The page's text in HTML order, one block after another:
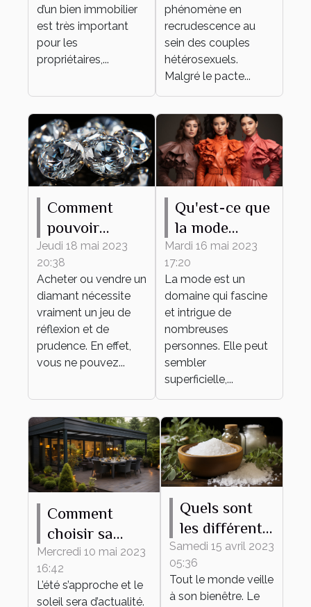
d’un bien immobilier
est très important
pour les
propriétaires,...
phénomène en
recrudescence au
sein des couples
hétérosexuels.
Malgré le pacte...
Comment
pouvoir
estimer le prix
d’un diamant
?
Jeudi 18 mai 2023
20:38
Acheter ou vendre un
diamant nécessite
vraiment un jeu de
réflexion et de
prudence. En effet,
vous ne pouvez...
Qu'est-ce que
la mode
apporte ?
Mardi 16 mai 2023
17:20
La mode est un
domaine qui fascine
et intrigue de
nombreuses
personnes. Elle peut
sembler
superficielle,...
Comment
choisir sa
pergola
bioclimatique ?
Mercredi 10 mai 2023
16:42
L’été s’approche et le
soleil sera d’actualité.
Quels sont
les différents
bienfaits des
sels de bain ?
Samedi 15 avril 2023
05:36
Tout le monde veille
à son bienêtre. Le